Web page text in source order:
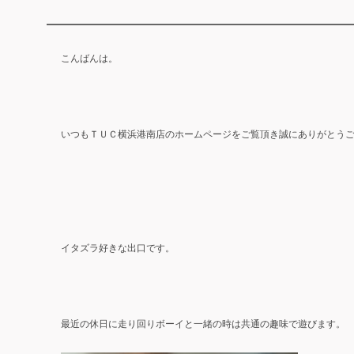
こんばんは。
いつもＴＵＣ横浜港南店のホームページをご覧頂き誠にありがとうご
イタズラ好きな出口です。
最近の休日に走り回りボーイと一緒の時は共通の趣味で遊びます。